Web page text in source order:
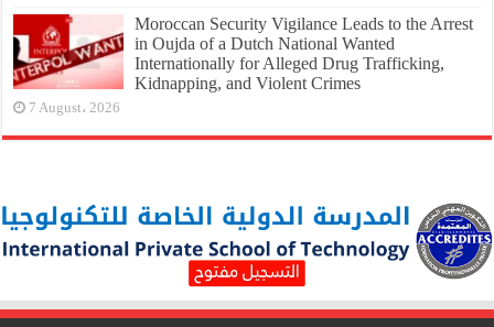
Moroccan Security Vigilance Leads to the Arrest
in Oujda of a Dutch National Wanted
Internationally for Alleged Drug Trafficking,
Kidnapping, and Violent Crimes
7 August، 2026